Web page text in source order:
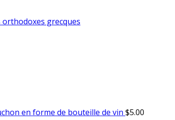
grecques
en forme de bouteille de vin $5.00